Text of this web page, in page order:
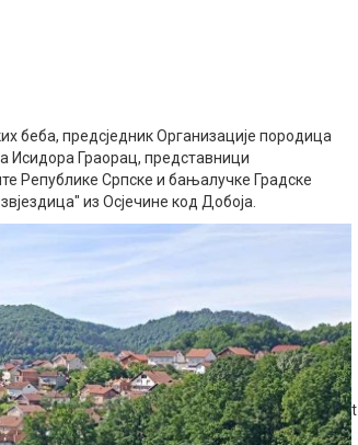
or network failed or because the format is not
беба, предсједник Организације породица
Исидора Граорац, представници
Републике Српске и бањалучке Градске
из Осјечине код Добоја.